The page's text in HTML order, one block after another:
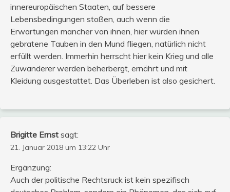
innereuropäischen Staaten, auf bessere
Lebensbedingungen stoßen, auch wenn die
Erwartungen mancher von ihnen, hier würden ihnen
gebratene Tauben in den Mund fliegen, natürlich nicht
erfüllt werden. Immerhin herrscht hier kein Krieg und alle
Zuwanderer werden beherbergt, ernährt und mit
Kleidung ausgestattet. Das Überleben ist also gesichert.
Brigitte Ernst sagt:
21. Januar 2018 um 13:22 Uhr
Ergänzung:
Auch der politische Rechtsruck ist kein spezifisch